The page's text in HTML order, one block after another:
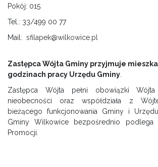
Pokój: 015
Tel.: 33/499 00 77
Mail: sfilapek@wilkowice.pl
Zastępca Wójta Gminy przyjmuje
godzinach pracy Urzędu Gminy
Zastępca Wójta pełni obowiązki
nieobecności oraz współdziała z
bieżącego funkcjonowania Gminy i
Gminy Wilkowice bezpośrednio podlega
Promocji.